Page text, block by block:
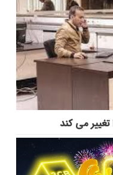
تغییر می کند